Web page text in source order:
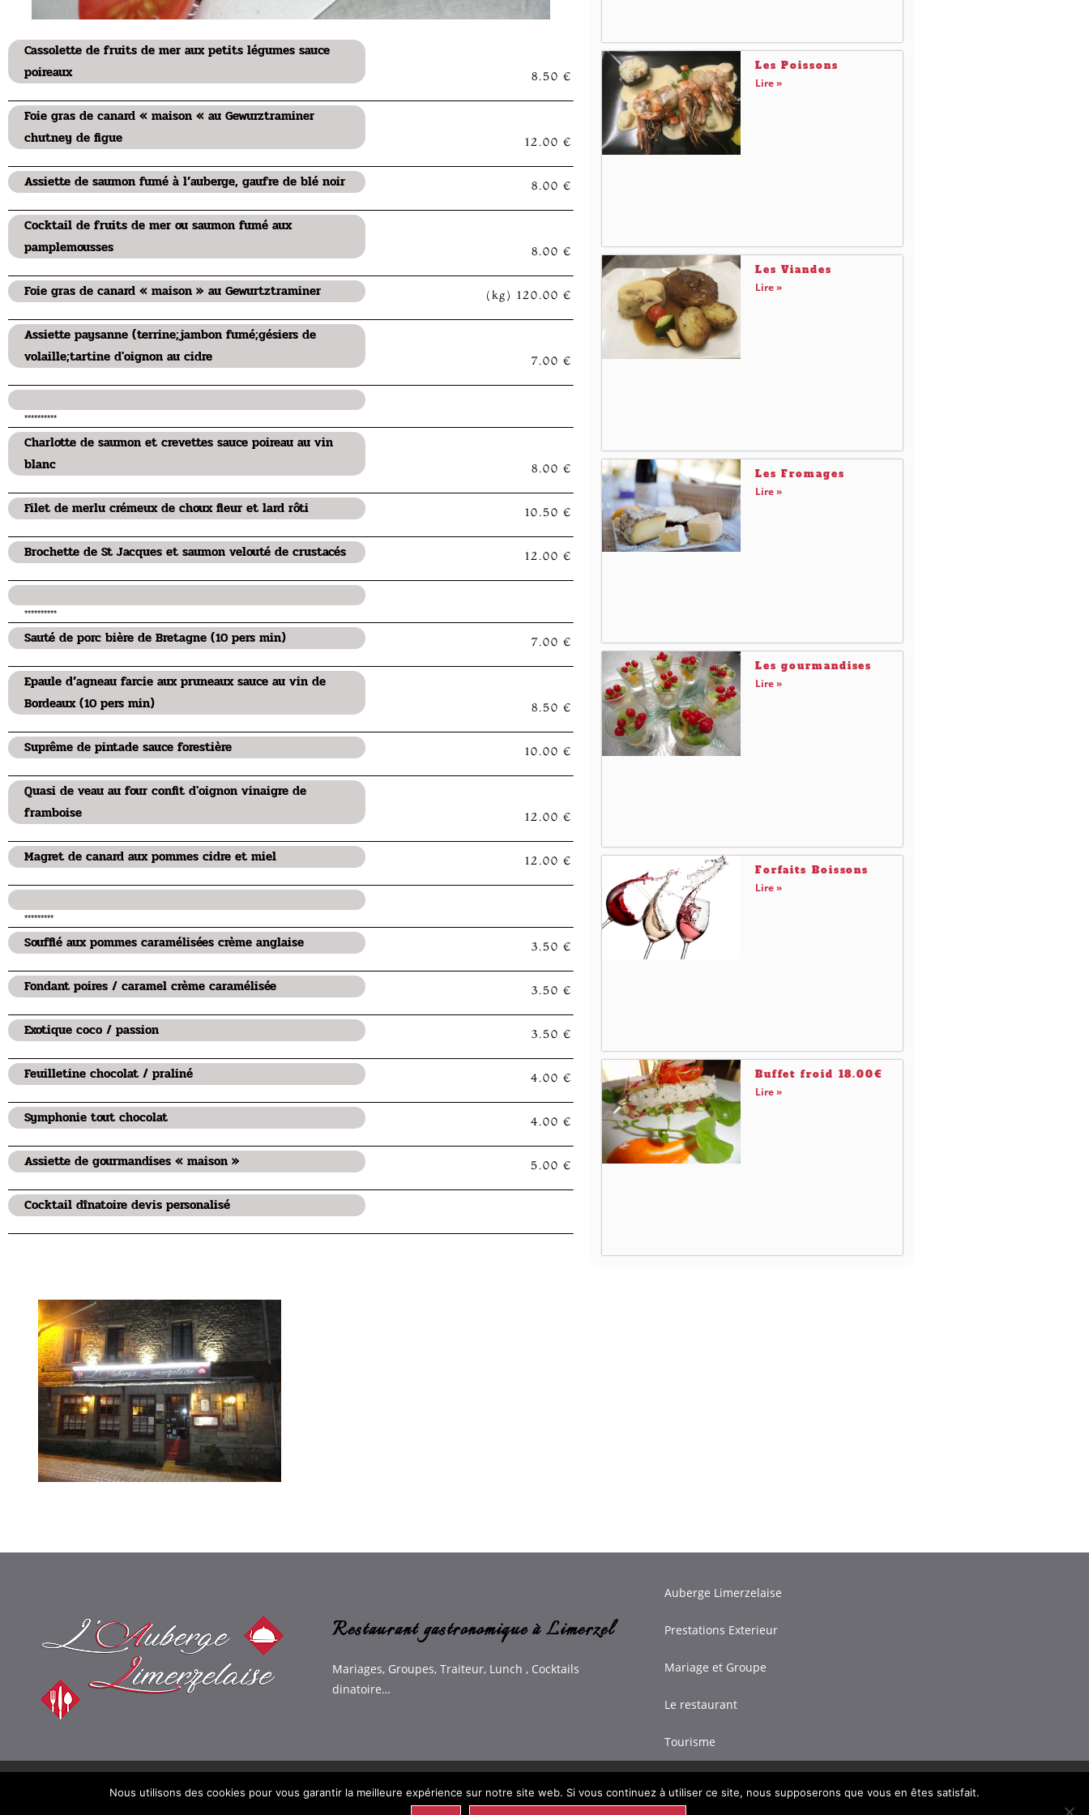
Cassolette de fruits de mer aux petits légumes sauce
poireaux
8.50 €
Foie gras de canard « maison « au Gewurztraminer
chutney de figue
12.00 €
Assiette de saumon fumé à l’auberge, gaufre de blé noir 8.00 €
Cocktail de fruits de mer ou saumon fumé aux
pamplemousses
8.00 €
Foie gras de canard « maison » au Gewurtztraminer (kg) 120.00 €
Assiette paysanne (terrine;jambon fumé;gésiers de
volaille;tartine d'oignon au cidre
7.00 €
**********
Charlotte de saumon et crevettes sauce poireau au vin
blanc
8.00 €
Filet de merlu crémeux de choux fleur et lard rôti 10.50 €
Brochette de St Jacques et saumon velouté de crustacés 12.00 €
**********
Sauté de porc bière de Bretagne (10 pers min) 7.00 €
Epaule d’agneau farcie aux pruneaux sauce au vin de
Bordeaux (10 pers min)
8.50 €
Suprême de pintade sauce forestière 10.00 €
Quasi de veau au four confit d'oignon vinaigre de
framboise
12.00 €
Magret de canard aux pommes cidre et miel 12.00 €
*********
Soufflé aux pommes caramélisées crème anglaise 3.50 €
Fondant poires / caramel crème caramélisée 3.50 €
Exotique coco / passion 3.50 €
Feuilletine chocolat / praliné 4.00 €
Symphonie tout chocolat 4.00 €
Assiette de gourmandises « maison » 5.00 €
Cocktail dînatoire devis personalisé
Les Poissons
Lire »
Les Viandes
Lire »
Les Fromages
Lire »
Les gourmandises
Lire »
Forfaits Boissons
Lire »
Buffet froid 18.00€
Lire »
Restaurant gastronomique à Limerzel
Mariages, Groupes, Traiteur, Lunch , Cocktails
dinatoire…
Auberge Limerzelaise
Prestations Exterieur
Mariage et Groupe
Le restaurant
Tourisme
Auberge Limerzelaise Politique de confidentialité Contact et plan Actualités
Nous utilisons des cookies pour vous garantir la meilleure expérience sur notre site web. Si vous continuez à utiliser ce site, nous supposerons que vous en êtes satisfait.